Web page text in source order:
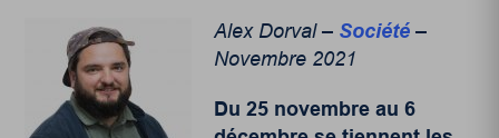
Alex Dorval – Société –
Novembre 2021
Du 25 novembre au 6